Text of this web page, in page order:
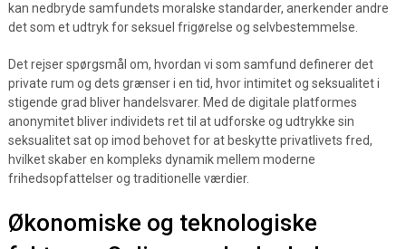
kan nedbryde samfundets moralske standarder, anerkender andre
det som et udtryk for seksuel frigørelse og selvbestemmelse.
Det rejser spørgsmål om, hvordan vi som samfund definerer det
private rum og dets grænser i en tid, hvor intimitet og seksualitet i
stigende grad bliver handelsvarer. Med de digitale platformes
anonymitet bliver individets ret til at udforske og udtrykke sin
seksualitet sat op imod behovet for at beskytte privatlivets fred,
hvilket skaber en kompleks dynamik mellem moderne
frihedsopfattelser og traditionelle værdier.
Økonomiske og teknologiske